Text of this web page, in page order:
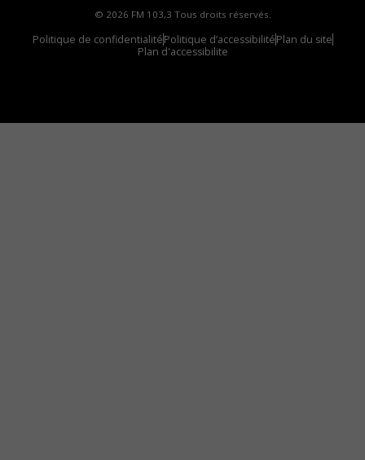
© 2026 FM 103,3 Tous droits réservés.
Politique de confidentialitéPolitique d’accessibilitéPlan du site
Plan d'accessibilite